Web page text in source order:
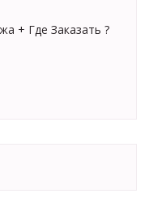
+ Где Заказать ?